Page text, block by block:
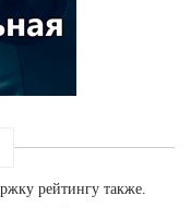
рейтингу также.